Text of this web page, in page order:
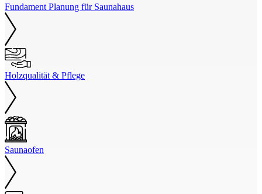
Fundament Planung für Saunahaus
Holzqualität & Pflege
Saunaofen